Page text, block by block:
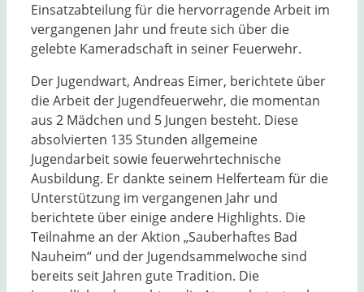
Einsatzabteilung für die hervorragende Arbeit im
vergangenen Jahr und freute sich über die
gelebte Kameradschaft in seiner Feuerwehr.
Der Jugendwart, Andreas Eimer, berichtete über
die Arbeit der Jugendfeuerwehr, die momentan
aus 2 Mädchen und 5 Jungen besteht. Diese
absolvierten 135 Stunden allgemeine
Jugendarbeit sowie feuerwehrtechnische
Ausbildung. Er dankte seinem Helferteam für die
Unterstützung im vergangenen Jahr und
berichtete über einige andere Highlights. Die
Teilnahme an der Aktion „Sauberhaftes Bad
Nauheim“ und der Jugendsammelwoche sind
bereits seit Jahren gute Tradition. Die